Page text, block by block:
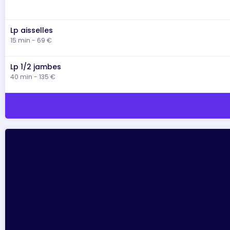
Lp aisselles
15 min - 69 €
Lp 1/2 jambes
40 min - 135 €